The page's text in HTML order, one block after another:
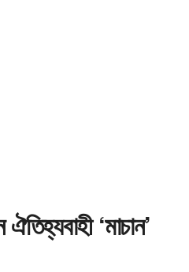
ঐতিহ্যবাহী ‘মাচান’